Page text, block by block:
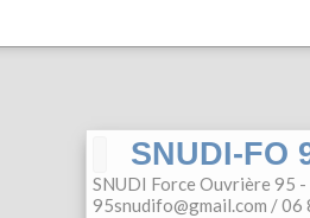
SNUDI-FO
SNUDI Force Ouvrière 95
95snudifo@gmail.com /